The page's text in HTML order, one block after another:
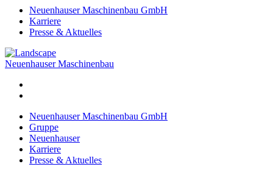
Neuenhauser Maschinenbau GmbH
Karriere
Presse & Aktuelles
Neuenhauser Maschinenbau
Neuenhauser Maschinenbau GmbH
Gruppe
Neuenhauser
Karriere
Presse & Aktuelles